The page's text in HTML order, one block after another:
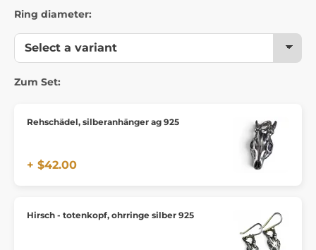
Ring diameter:
Zum Set:
Rehschädel, silberanhänger ag 925
+ $42.00
Hirsch - totenkopf, ohrringe silber 925